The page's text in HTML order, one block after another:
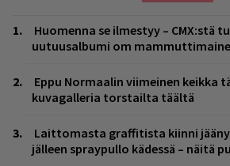
Huomenna se ilmestyy – CMX:stä
uutuusalbumi om
Eppu Normaalin viimeinen keikka
kuvagalleria torstailta täältä
Laittomasta graffitista kiinni
jälleen spraypullo kädessä – näitä